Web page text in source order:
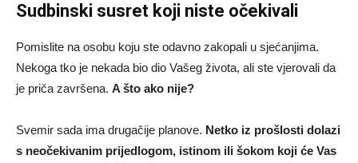
Sudbinski susret koji niste očekivali
Pomislite na osobu koju ste odavno zakopali u sjećanjima.
Nekoga tko je nekada bio dio Vašeg života, ali ste vjerovali da
je priča završena. A što ako nije?
Svemir sada ima drugačije planove. Netko iz prošlosti dolazi
s neočekivanim prijedlogom, istinom ili šokom koji će Vas